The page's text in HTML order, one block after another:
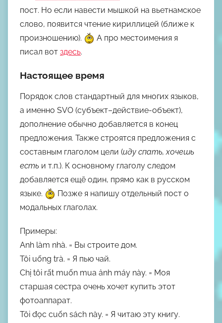
пост. Но если навести мышкой на вьетнамское
слово, появится чтение кириллицей (ближе к
произношению).
А про местоимения я
писал вот здесь.
Настоящее время
Порядок слов стандартный для многих языков,
а именно SVO (субъект–действие-объект),
дополнение обычно добавляется в конец
предложения. Также строятся предложения с
составным глаголом цели (иду спать, хочешь
есть и т.п.). К основному глаголу следом
добавляется ещё один, прямо как в русском
языке.
Позже я напишу отдельный пост о
модальных глаголах.
Примеры:
Anh làm nhà. = Вы строите дом.
Tôi uống trà. = Я пью чай.
Chị tôi rất muốn mua ảnh máy này. = Моя
старшая сестра очень хочет купить этот
фотоаппарат.
Tôi đọc cuốn sách này. = Я читаю эту книгу.